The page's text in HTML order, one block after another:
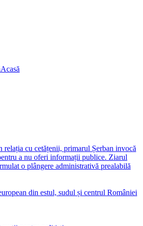
Acasă
relația cu cetățenii, primarul Șerban invocă
a nu oferi informații publice. Ziarul
o plângere administrativă prealabilă
din estul, sudul și centrul României